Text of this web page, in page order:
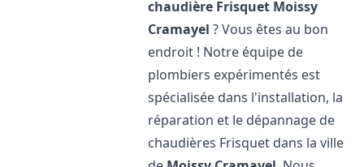
chaudière Frisquet Moissy
Cramayel ? Vous êtes au bon
endroit ! Notre équipe de
plombiers expérimentés est
spécialisée dans l'installation, la
réparation et le dépannage de
chaudières Frisquet dans la ville